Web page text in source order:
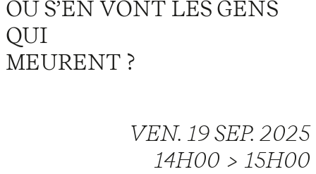
OÙ S’EN VONT LES GENS
QUI
MEURENT ?
VEN. 19 SEP. 2025
14H00 > 15H00